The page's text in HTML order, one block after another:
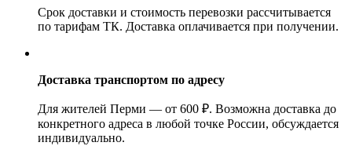
Срок доставки и стоимость перевозки рассчитывается
по тарифам ТК. Доставка оплачивается при получении.
Доставка транспортом по адресу
Для жителей Перми — от 600 ₽. Возможна доставка до
конкретного адреса в любой точке России, обсуждается
индивидуально.